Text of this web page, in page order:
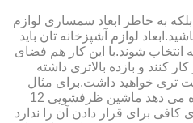
به خاطر ابعاد سمساری لوازم
لوازم آشپزخانه تان باید
انتخاب شوند.با این کار هم فضای
کنند و بازده بالاتری داشته
تری خواهید داشت.برای مثال
حتی اگر بودجه تان به شما اجازه می دهد ماشین ظرفشویی 12
کافی برای قرار دادن آن را ندارد